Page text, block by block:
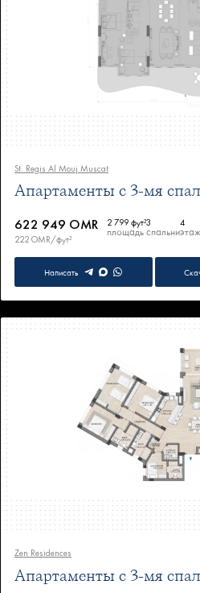
St. Regis Al Mouj Muscat
Апартаменты с 3-мя
622 949 OMR
222 OMR/фут²
2 799 фут²
площадь
3
спальни
4
этаж
Написать
Zen Residences
Апартаменты с 3-мя